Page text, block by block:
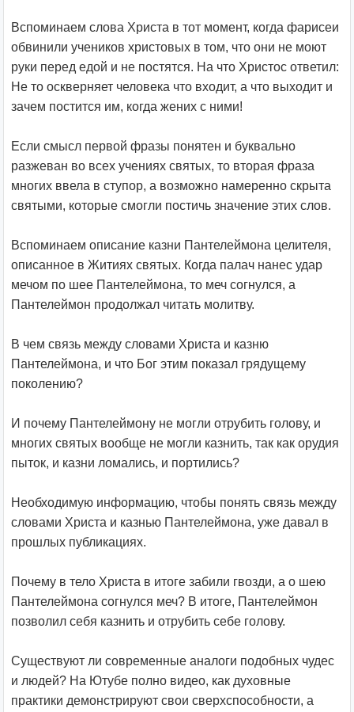
Вспоминаем слова Христа в тот момент, когда фарисеи
обвинили учеников христовых в том, что они не моют
руки перед едой и не постятся. На что Христос ответил:
Не то оскверняет человека что входит, а что выходит и
зачем постится им, когда жених с ними!
Если смысл первой фразы понятен и буквально
разжеван во всех учениях святых, то вторая фраза
многих ввела в ступор, а возможно намеренно скрыта
святыми, которые смогли постичь значение этих слов.
Вспоминаем описание казни Пантелеймона целителя,
описанное в Житиях святых. Когда палач нанес удар
мечом по шее Пантелеймона, то меч согнулся, а
Пантелеймон продолжал читать молитву.
В чем связь между словами Христа и казню
Пантелеймона, и что Бог этим показал грядущему
поколению?
И почему Пантелеймону не могли отрубить голову, и
многих святых вообще не могли казнить, так как орудия
пыток, и казни ломались, и портились?
Необходимую информацию, чтобы понять связь между
словами Христа и казнью Пантелеймона, уже давал в
прошлых публикациях.
Почему в тело Христа в итоге забили гвозди, а о шею
Пантелеймона согнулся меч? В итоге, Пантелеймон
позволил себя казнить и отрубить себе голову.
Существуют ли современные аналоги подобных чудес
и людей? На Ютубе полно видео, как духовные
практики демонстрируют свои сверхспособности, а